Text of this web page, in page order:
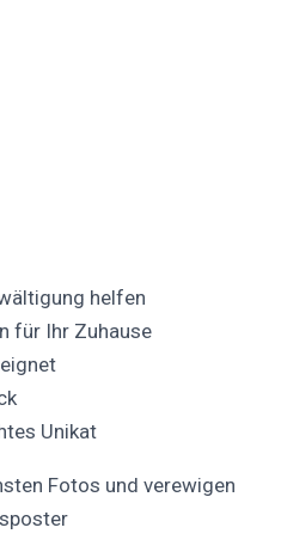
helfen
für Ihr Zuhause
Unikat
Fotos und verewigen